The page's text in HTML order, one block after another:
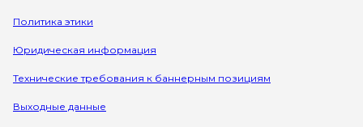
Политика этики
Юридическая информация
Технические требования к баннерным позициям
Выходные данные